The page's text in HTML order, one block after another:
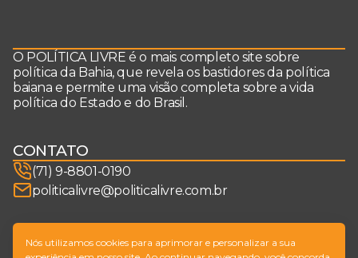
O POLÍTICA LIVRE é o mais completo site sobre
política da Bahia, que revela os bastidores da política
baiana e permite uma visão completa sobre a vida
política do Estado e do Brasil.
CONTATO
(71) 9-8801-0190
politicalivre@politicalivre.com.br
SIGA-NOS
Nós utilizamos cookies para aprimorar e personalizar a sua